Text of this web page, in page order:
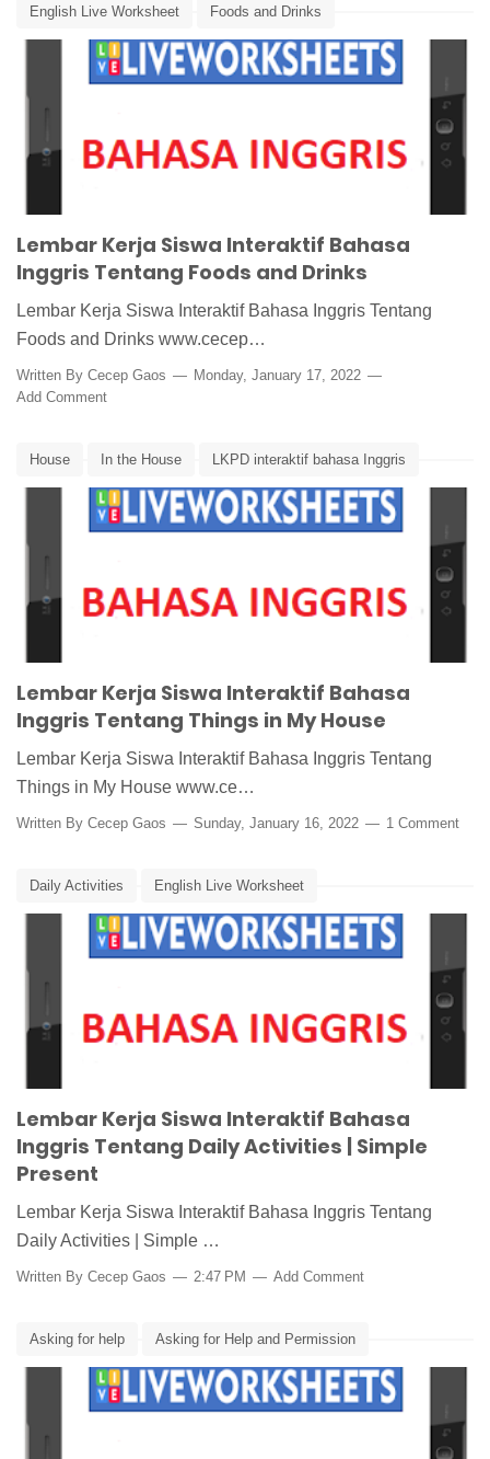
English Live Worksheet Foods and Drinks
LKPD interaktif bahasa Inggris LKS Interaktif Bahasa Inggris
Media Pembelajaran Bahasa Inggris
Lembar Kerja Siswa Interaktif Bahasa
Inggris Tentang Foods and Drinks
Lembar Kerja Siswa Interaktif Bahasa Inggris Tentang
Foods and Drinks www.cecep…
Written By Cecep Gaos
Monday, January 17, 2022
Add Comment
House In the House LKPD interaktif bahasa Inggris
LKS Interaktif Bahasa Inggris Media Pembelajaran
Things in My House
Lembar Kerja Siswa Interaktif Bahasa
Inggris Tentang Things in My House
Lembar Kerja Siswa Interaktif Bahasa Inggris Tentang
Things in My House www.ce…
Written By Cecep Gaos Sunday, January 16, 2022 1 Comment
Daily Activities English Live Worksheet
LKPD interaktif bahasa Inggris LKS Interaktif Bahasa Inggris
Media Pembelajaran Simple Present Tense
Lembar Kerja Siswa Interaktif Bahasa
Inggris Tentang Daily Activities | Simple
Present
Lembar Kerja Siswa Interaktif Bahasa Inggris Tentang
Daily Activities | Simple …
Written By Cecep Gaos 2:47 PM Add Comment
Asking for help Asking for Help and Permission
Asking for permission Do you mind?
Live Worksheets Bahasa Inggris LKPD interaktif bahasa Inggris